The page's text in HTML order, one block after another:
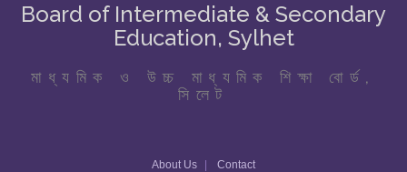
Board of Intermediate & Secondary
Education, Sylhet
মাধ্যমিক ও উচ্চ মাধ্যমিক শিক্ষা বোর্ড,
সিলেট
About Us Contact